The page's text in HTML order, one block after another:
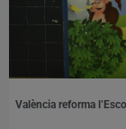
València reforma